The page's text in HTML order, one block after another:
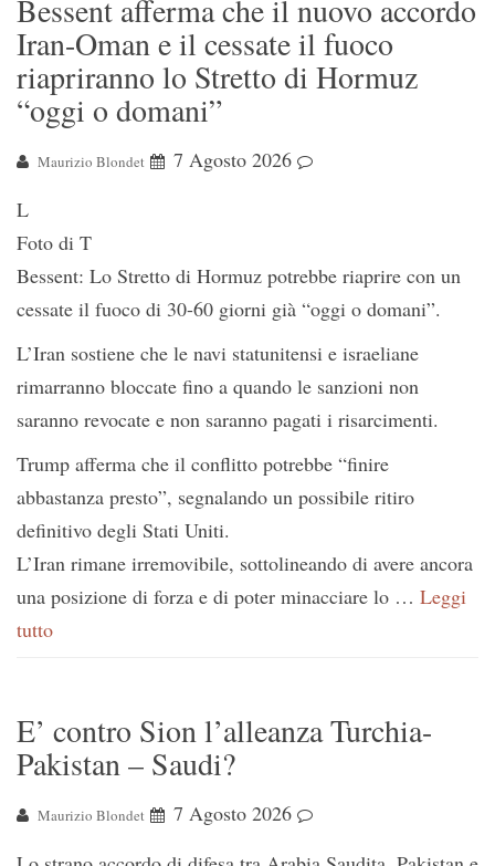
Bessent afferma che il nuovo accordo
Iran-Oman e il cessate il fuoco
riapriranno lo Stretto di Hormuz
“oggi o domani”
Maurizio Blondet
7 Agosto 2026
L
Foto di T
Bessent: Lo Stretto di Hormuz potrebbe riaprire con un
cessate il fuoco di 30-60 giorni già “oggi o domani”.
L’Iran sostiene che le navi statunitensi e israeliane
rimarranno bloccate fino a quando le sanzioni non
saranno revocate e non saranno pagati i risarcimenti.
Trump afferma che il conflitto potrebbe “finire
abbastanza presto”, segnalando un possibile ritiro
definitivo degli Stati Uniti.
L’Iran rimane irremovibile, sottolineando di avere ancora
una posizione di forza e di poter minacciare lo … Leggi
tutto
E’ contro Sion l’alleanza Turchia-
Pakistan – Saudi?
Maurizio Blondet
7 Agosto 2026